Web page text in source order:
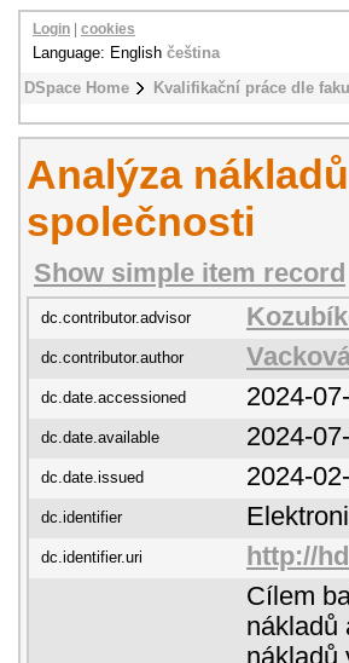
DSpace Home Kvalifikační práce dle
Login cookies
Language: English čeština
Analýza
společnosti
Show simple item record
dc.contributor.advisor
dc.contributor.author
dc.date.accessioned 2024-
dc.date.available 2024-
dc.date.issued 2024-
dc.identifier
dc.identifier.uri http://
Cílem
nákladů
nákladů